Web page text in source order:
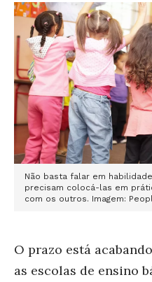
Não basta falar em
precisam colocá-las em
com os outros. Imagem:
O prazo está
as escolas de ensino